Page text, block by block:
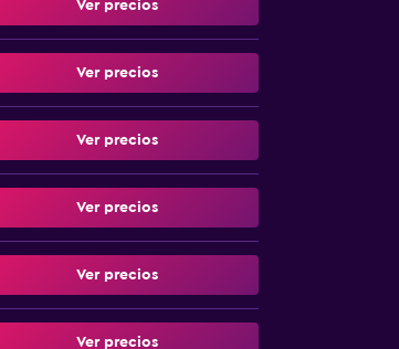
Ver precios
Ver precios
Ver precios
Ver precios
Ver precios
Ver precios